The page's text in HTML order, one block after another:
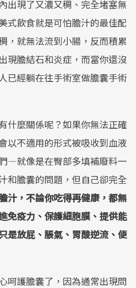
出現了又濃又稠、完全堵塞無
式飲食就是可怕膽汁的最佳配
，就無法流到小腸，反而積累
現膽結石和炎症，而當你還沒
已經躺在往手術室做膽囊手術
什麼關係呢？如果你無法正確
以不適用的形式被吸收到血液
—就像是在臀部多填補廢料一
和膽囊的問題，但自己卻完全
汁，不論你吃得再健康，都無
免疫力、保護細胞膜、提供能
是放屁、脹氣、胃酸逆流、便
呵護膽囊了，因為通常出現問